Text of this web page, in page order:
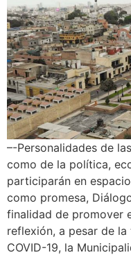
–-Personalidades de
como de la política,
participarán en
como promesa,
finalidad de promover
reflexión, a pesar de
COVID-19, la